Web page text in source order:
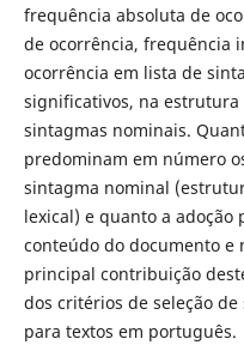
frequência absoluta de
de ocorrência, frequência
ocorrência em lista de
significativos, na
sintagmas nominais.
predominam em número
sintagma nominal
lexical) e quanto a adoção
conteúdo do documento e
principal contribuição
dos critérios de seleção
para textos em português.